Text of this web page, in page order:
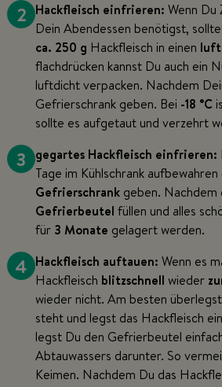
2 Hackfleisch einfrieren: Wenn Du
Dein Abendessen benötigst,
ca. 250 g Hackfleisch in einen
flachdrücken kannst Du auch ein
luftdicht verpacken. Nachdem
Gefrierschrank geben. Bei -18 °C
sollte es aufgetaut und verzehrt
3 gegartes Hackfleisch einfrieren:
Tage im Kühlschrank
Gefrierschrank geben. Nachdem
Gefrierbeutel füllen und alles
für 3 Monate gelagert werden.
4 Hackfleisch auftauen: Wenn es
Hackfleisch blitzschnell wieder
wieder nicht. Am besten
steht und legst das Hackfleisch
legst Du den Gefrierbeutel
Abtauwassers darunter. So
Keimen. Nachdem Du das